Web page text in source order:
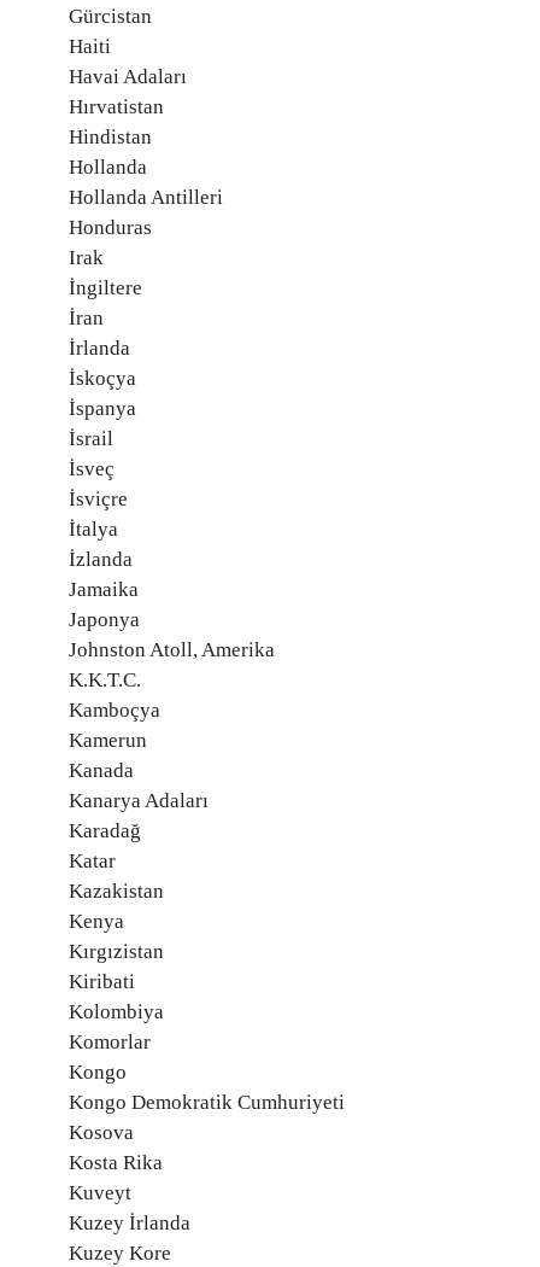
Gürcistan
Haiti
Havai Adaları
Hırvatistan
Hindistan
Hollanda
Hollanda Antilleri
Honduras
Irak
İngiltere
İran
İrlanda
İskoçya
İspanya
İsrail
İsveç
İsviçre
İtalya
İzlanda
Jamaika
Japonya
Johnston Atoll, Amerika
K.K.T.C.
Kamboçya
Kamerun
Kanada
Kanarya Adaları
Karadağ
Katar
Kazakistan
Kenya
Kırgızistan
Kiribati
Kolombiya
Komorlar
Kongo
Kongo Demokratik Cumhuriyeti
Kosova
Kosta Rika
Kuveyt
Kuzey İrlanda
Kuzey Kore